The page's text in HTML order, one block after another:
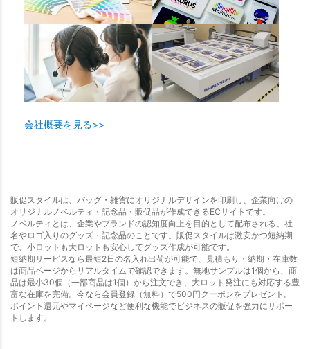
会社概要を見る>>
販促スタイルは、バッグ・雑貨にオリジナルデザインを印刷し、企業向けの
オリジナルノベルティ・記念品・販促品が作成できるECサイトです。
ノベルティとは、企業やブランドの認知度向上を目的として配布される、社
名やロゴ入りのグッズ・記念品のことです。販促スタイルは激安かつ短納期
で、小ロットも大ロットも安心してグッズ作成が可能です。
短納期サービスなら最短2日の名入れ出荷が可能で、見積もり・納期・在庫数
は商品ページからリアルタイムで確認できます。無地サンプルは1個から、商
品は最小30個（一部商品は1個）から注文でき、大ロット発注にも対応する豊
富な在庫を完備。今なら会員登録（無料）で500円クーポンをプレゼント。
ポイント還元やマイページなど便利な機能でビジネスの販促を強力にサポー
トします。